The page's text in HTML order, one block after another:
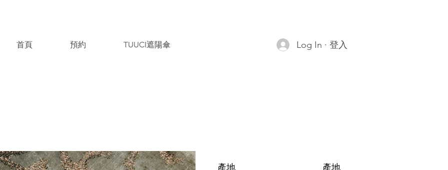
首頁 預約 TUUCI遮陽傘 Log In · 登入
​產地
​產地